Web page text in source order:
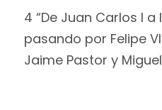
4 “De Juan Carlos I a
pasando por Felipe
Jaime Pastor y